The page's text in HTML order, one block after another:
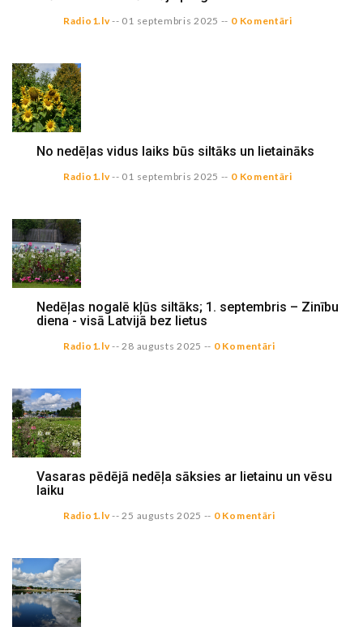
Radio1.lv-- 01 septembris 2025 -- 0 Komentāri
No nedēļas vidus laiks būs siltāks un lietaināks
Radio1.lv-- 01 septembris 2025 -- 0 Komentāri
Nedēļas nogalē kļūs siltāks; 1. septembris – Zinību
diena - visā Latvijā bez lietus
Radio1.lv-- 28 augusts 2025 -- 0 Komentāri
Vasaras pēdējā nedēļa sāksies ar lietainu un vēsu
laiku
Radio1.lv-- 25 augusts 2025 -- 0 Komentāri